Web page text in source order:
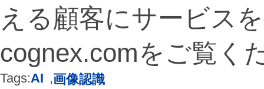
える顧客にサービス
cognex.comをご覧く
Tags:AI ,画像認識